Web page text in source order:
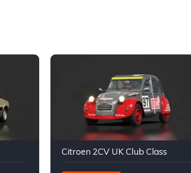
Citroen 2CV UK Club Class